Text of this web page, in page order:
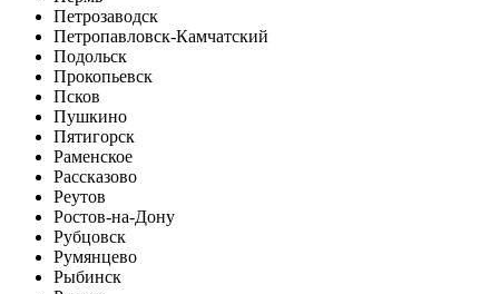
Петрозаводск
Петропавловск-Камчатский
Подольск
Прокопьевск
Псков
Пушкино
Пятигорск
Раменское
Рассказово
Реутов
Ростов-на-Дону
Рубцовск
Румянцево
Рыбинск